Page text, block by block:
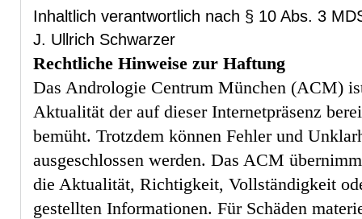
Inhaltlich verantwortlich nach § 10 Abs. 3
J. Ullrich Schwarzer
Rechtliche Hinweise zur Haftung
Das Andrologie Centrum München (ACM)
Aktualität der auf dieser Internetpräsenz
bemüht. Trotzdem können Fehler und
ausgeschlossen werden. Das ACM
die Aktualität, Richtigkeit, Vollständigkeit
gestellten Informationen. Für Schäden